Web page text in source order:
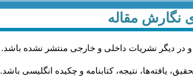
نگارش مقاله
در دیگر نشریات داخلی و خارجی منتشر نشده باشد.
یافته‌ها، نتیجه، کتابنامه و چکیده انگلیسی باشد.